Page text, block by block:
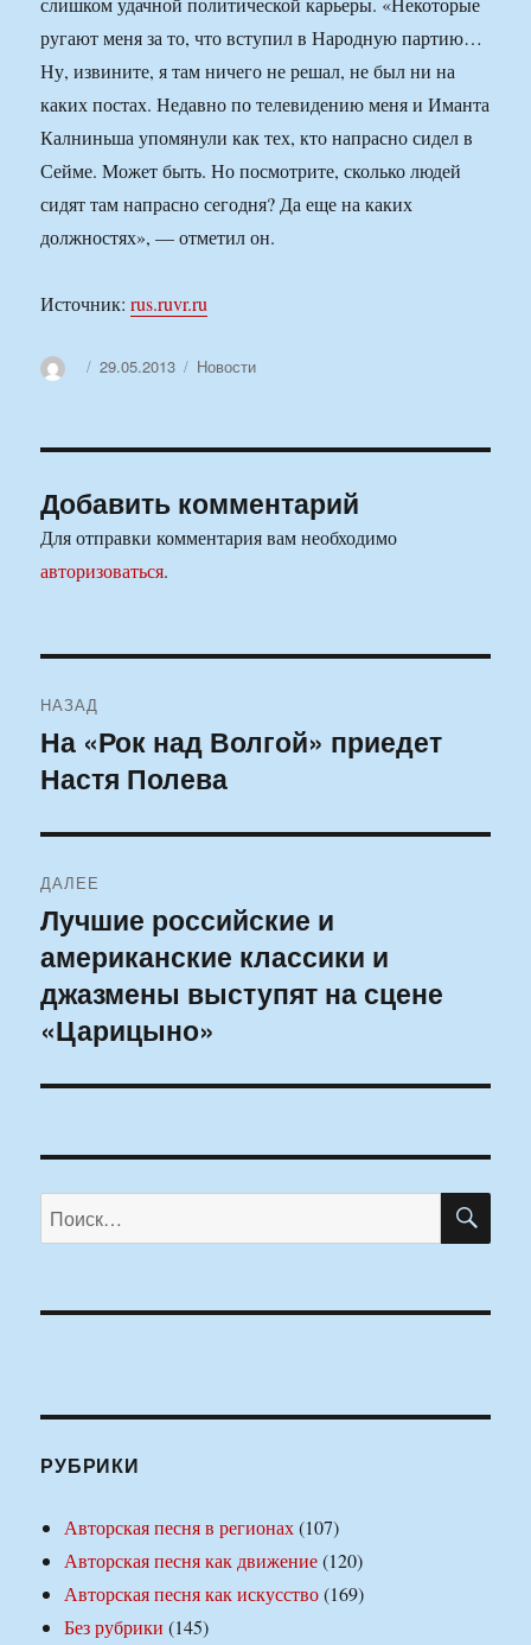
ругают меня за то, что вступил в Народную партию…
Ну, извините, я там ничего не решал, не был ни на
каких постах. Недавно по телевидению меня и Иманта
Калниньша упомянули как тех, кто напрасно сидел в
Сейме. Может быть. Но посмотрите, сколько людей
сидят там напрасно сегодня? Да еще на каких
должностях», — отметил он.
Источник:rus.ruvr.ru
АвторОпубликовано
29.05.2013 Рубрики
Новости
Добавить комментарий
Для отправки комментария вам необходимо
авторизоваться.
по
записям
НАЗАД
Предыдущая
запись:
На «Рок над Волгой» приедет
Настя Полева
ДАЛЕЕ
Следующая
запись:
Лучшие российские и
американские классики и
джазмены выступят на сцене
«Царицыно»
Искать:
РУБРИКИ
Авторская песня в регионах(107)
Авторская песня как движение(120)
Авторская песня как искусство(169)
Без рубрики (145)